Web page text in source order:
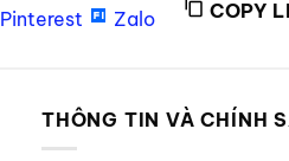
Pinterest Zalo COPY
THÔNG TIN VÀ CHÍNH